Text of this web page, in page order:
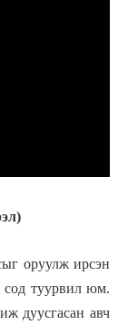
оруулж ирсэн
сод туурвил юм.
дуусгасан авч